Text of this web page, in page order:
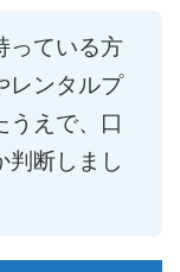
っている方
レンタルプ
うえで、口
判断しまし